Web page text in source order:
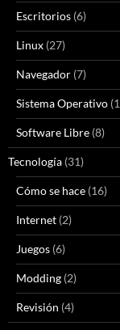
Escritorios (6)
Linux (27)
Navegador (7)
Sistema Operativo
Software Libre (8)
Tecnología (31)
Cómo se hace (16)
Internet (2)
Juegos (6)
Modding (2)
Revisión (4)